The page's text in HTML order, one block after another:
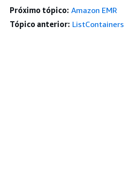
Próximo tópico: Amazon EMR
Tópico anterior: ListContainers